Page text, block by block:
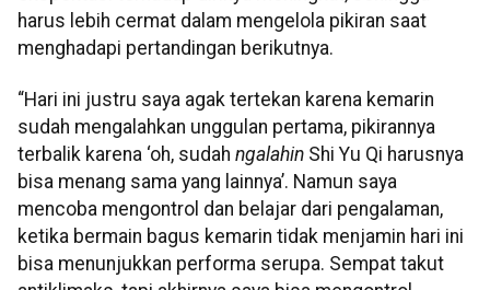
harus lebih cermat dalam mengelola pikiran saat
menghadapi pertandingan berikutnya.
“Hari ini justru saya agak tertekan karena kemarin
sudah mengalahkan unggulan pertama, pikirannya
terbalik karena ‘oh, sudah ngalahin Shi Yu Qi harusnya
bisa menang sama yang lainnya’. Namun saya
mencoba mengontrol dan belajar dari pengalaman,
ketika bermain bagus kemarin tidak menjamin hari ini
bisa menunjukkan performa serupa. Sempat takut